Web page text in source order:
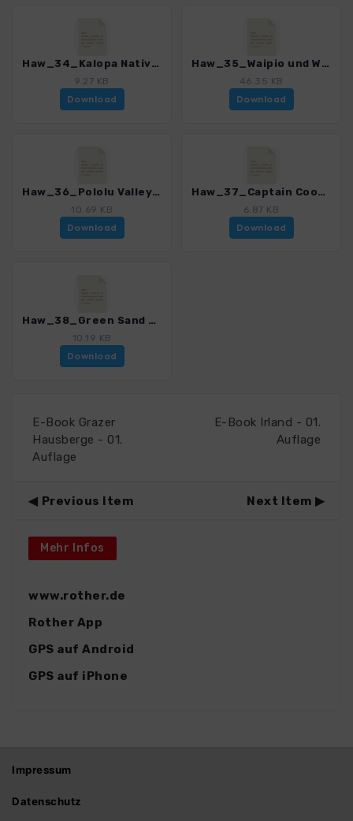
Haw_34_Kalopa Native Forest Nature Trail.gpx
9.27 KB
Download
Haw_35_Waipio und Waimanu Valley.gpx
46.35 KB
Download
Haw_36_Pololu Valley Trail.gpx
10.69 KB
Download
Haw_37_Captain Cook Monument.gpx
6.87 KB
Download
Haw_38_Green Sand Beach.gpx
10.19 KB
Download
E-Book Grazer
Hausberge - 01.
Auflage
E-Book Irland - 01.
Auflage
Previous Item Next Item
Mehr Infos
www.rother.de
Rother App
GPS auf Android
GPS auf iPhone
Impressum
Datenschutz